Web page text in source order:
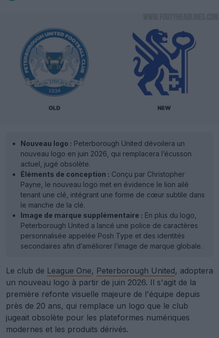
Nouveau logo : Peterborough United dévoilera un
nouveau logo en juin 2026, qui remplacera l’écusson
actuel, jugé obsolète.
Éléments de conception : Conçu par Christopher
Payne, le nouveau logo met en évidence le lion ailé
tenant une clé, intégrant une forme de cœur subtile dans
le manche de la clé.
Image de marque supplémentaire : En plus du logo,
Peterborough United a lancé une police de caractères
personnalisée appelée Posh Type et des identités
secondaires afin d’améliorer l’image de marque globale.
Le club de League One, Peterborough United, adoptera
un nouveau logo à partir de juin 2026. Il s'agit de la
première refonte visuelle majeure de l'équipe depuis
près de 20 ans, qui remplace un logo que le club
jugeait obsolète pour les plateformes numériques
modernes et les produits dérivés.